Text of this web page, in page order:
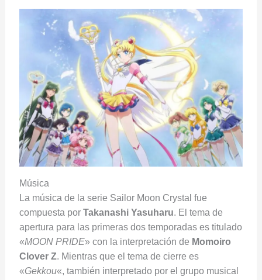
Música
La música de la serie Sailor Moon Crystal fue
compuesta por Takanashi Yasuharu. El tema de
apertura para las primeras dos temporadas es titulado
«MOON PRIDE» con la interpretación de Momoiro
Clover Z. Mientras que el tema de cierre es
«Gekkou«, también interpretado por el grupo musical